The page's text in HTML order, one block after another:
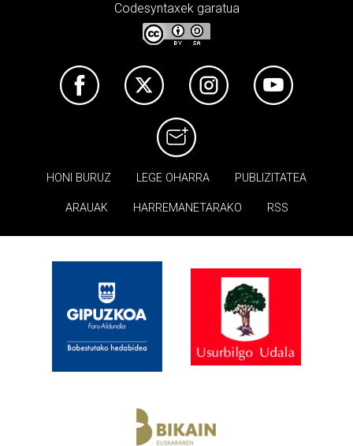
Codesyntaxek garatua
HONI BURUZ LEGE OHARRA PUBLIZITATEA
ARAUAK HARREMANETARAKO RSS